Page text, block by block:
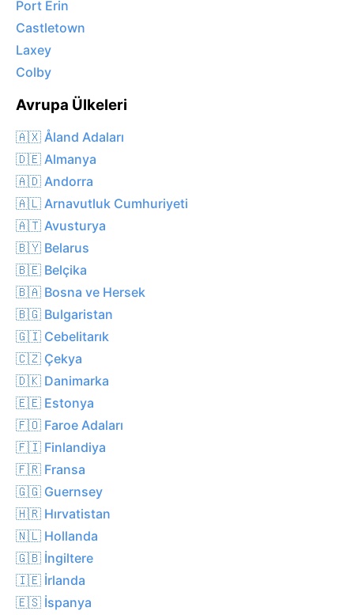
Port Erin
Castletown
Laxey
Colby
Avrupa Ülkeleri
🇦🇽 Åland Adaları
🇩🇪 Almanya
🇦🇩 Andorra
🇦🇱 Arnavutluk Cumhuriyeti
🇦🇹 Avusturya
🇧🇾 Belarus
🇧🇪 Belçika
🇧🇦 Bosna ve Hersek
🇧🇬 Bulgaristan
🇬🇮 Cebelitarık
🇨🇿 Çekya
🇩🇰 Danimarka
🇪🇪 Estonya
🇫🇴 Faroe Adaları
🇫🇮 Finlandiya
🇫🇷 Fransa
🇬🇬 Guernsey
🇭🇷 Hırvatistan
🇳🇱 Hollanda
🇬🇧 İngiltere
🇮🇪 İrlanda
🇪🇸 İspanya